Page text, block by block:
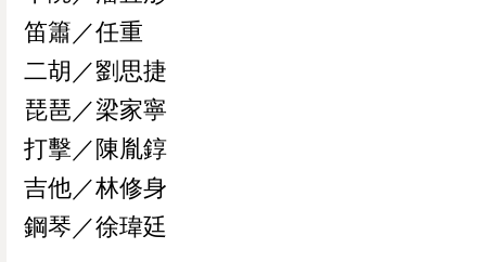
笛簫／任重
二胡／劉思捷
琵琶／梁家寧
打擊／陳胤錞
吉他／林修身
鋼琴／徐瑋廷